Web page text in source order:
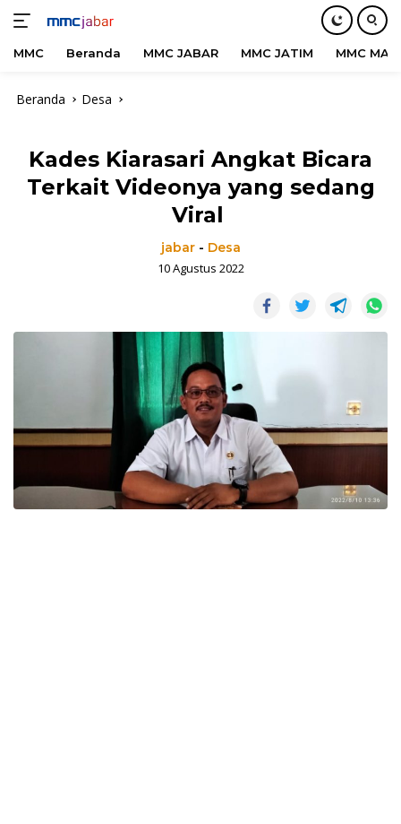
MMC Beranda MMC JABAR MMC JATIM MMC
Beranda Desa
Kades Kiarasari Angkat Bicara
Terkait Videonya yang sedang
Viral
jabar- Desa
10 Agustus 2022